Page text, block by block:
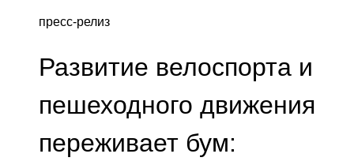
пресс-релиз
Развитие велоспорта и
пешеходного движения
переживает бум: